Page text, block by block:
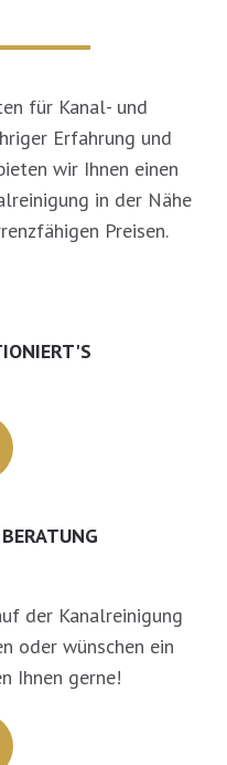
für Kanal- und
Erfahrung und
wir Ihnen einen
in der Nähe
Preisen.
der Kanalreinigung
oder wünschen ein
Ihnen gerne!